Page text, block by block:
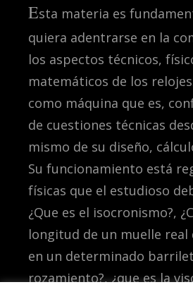
Esta materia es
quiera adentrarse en la
los aspectos técnicos,
matemáticos de los
como máquina que es,
de cuestiones técnicas
mismo de su diseño,
Su funcionamiento está
físicas que el estudioso
¿Que es el isocronismo?,
longitud de un muelle real
en un determinado
rozamiento?, ¿que es la